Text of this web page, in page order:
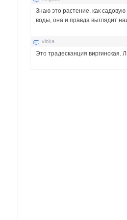
Знаю это растение, как
воды, она и правда выглядит
vinka
Это традесканция виргинская.